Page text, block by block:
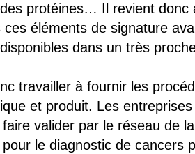
protéines… Il revient
ces éléments de signature
dans un très
travailler à fournir les
et produit. Les
valider par le réseau de
le diagnostic de cancers